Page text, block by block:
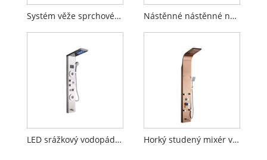
Systém věže sprchového panelu Nástěnné nástěnné nástěnné panely
LED srážkový vodopád sprchový faucet Horký studený mixér vodní sprcha panelu